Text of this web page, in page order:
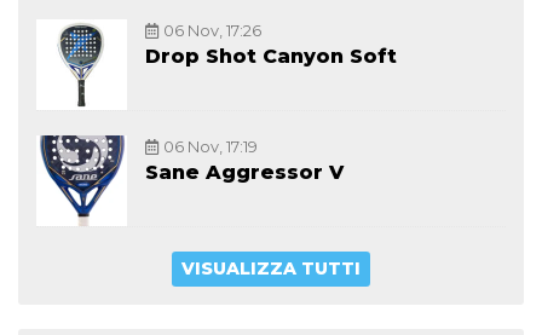
06 Nov, 17:26
Drop Shot Canyon Soft
06 Nov, 17:19
Sane Aggressor V
VISUALIZZA TUTTI